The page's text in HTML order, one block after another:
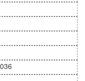
）、西拉（Syra
兒應有盡有。天
中結束。螺旋槳
走下直升機，沿
晚宴正式開始。
樂奏響，所有人